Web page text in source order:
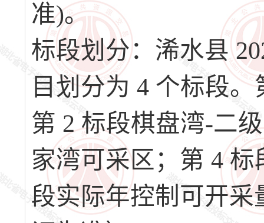
准)。
标段划分：浠水县
目划分为 4 个标段
第 2 标段棋盘湾-二
家湾可采区；第 4
段实际年控制可开